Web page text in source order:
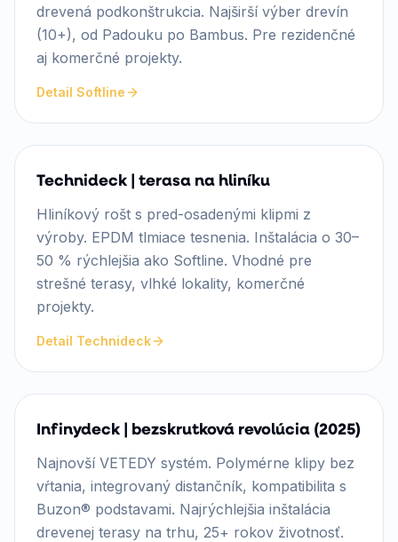
drevená podkonštrukcia. Najširší výber drevín
(10+), od Padouku po Bambus. Pre rezidenčné
aj komerčné projekty.
Detail Softline
Technideck | terasa na hliníku
Hliníkový rošt s pred-osadenými klipmi z
výroby. EPDM tlmiace tesnenia. Inštalácia o 30–
50 % rýchlejšia ako Softline. Vhodné pre
strešné terasy, vlhké lokality, komerčné
projekty.
Detail Technideck
Infinydeck | bezskrutková revolúcia (2025)
Najnovší VETEDY systém. Polymérne klipy bez
vŕtania, integrovaný distančník, kompatibilita s
Buzon® podstavami. Najrýchlejšia inštalácia
drevenej terasy na trhu, 25+ rokov životnosť.